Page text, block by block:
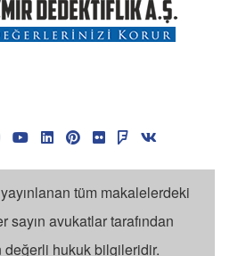
Şirketi
tüm makalelerdeki
sayın avukatlar tarafından
hukuk bilgileridir.